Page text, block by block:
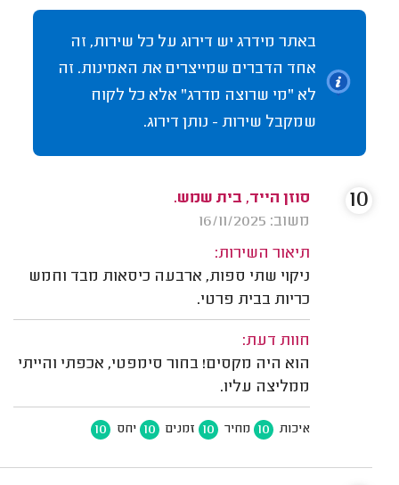
באתר מידרג יש דירוג על כל שירות, זה
אחד הדברים שמייצרים את האמינות. זה
לא "מי שרוצה מדרג" אלא כל לקוח
שמקבל שירות - נותן דירוג.
סוזן הייד, בית שמש.
משוב: 16/11/2025
תיאור השירות:
ניקוי שתי ספות, ארבעה כיסאות מבד וחמש
כריות בבית פרטי.
חוות דעת:
הוא היה מקסים! בחור סימפטי, אכפתי והייתי
ממליצה עליו.
איכות 10 מחיר 10 זמנים 10 יחס 10
10